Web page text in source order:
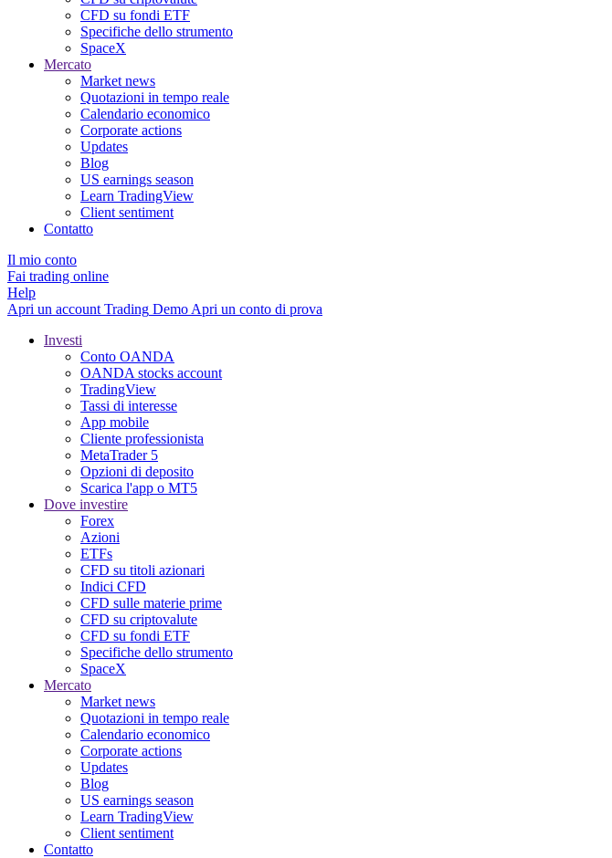
CFD su fondi ETF
Specifiche dello strumento
SpaceX
Mercato
Market news
Quotazioni in tempo reale
Calendario economico
Corporate actions
Updates
Blog
US earnings season
Learn TradingView
Client sentiment
Contatto
Il mio conto
Fai trading online
Help
Apri un account Trading Demo Apri un conto di prova
Investi
Conto OANDA
OANDA stocks account
TradingView
Tassi di interesse
App mobile
Cliente professionista
MetaTrader 5
Opzioni di deposito
Scarica l'app o MT5
Dove investire
Forex
Azioni
ETFs
CFD su titoli azionari
Indici CFD
CFD sulle materie prime
CFD su criptovalute
CFD su fondi ETF
Specifiche dello strumento
SpaceX
Mercato
Market news
Quotazioni in tempo reale
Calendario economico
Corporate actions
Updates
Blog
US earnings season
Learn TradingView
Client sentiment
Contatto